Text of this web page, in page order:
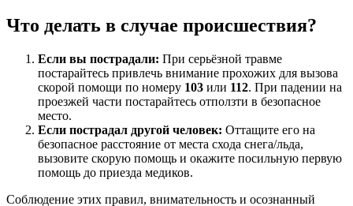
Что делать в случае происшествия?
Если вы пострадали: При серьёзной травме
постарайтесь привлечь внимание прохожих для вызова
скорой помощи по номеру 103 или 112. При падении на
проезжей части постарайтесь отползти в безопасное
место.
Если пострадал другой человек: Оттащите его на
безопасное расстояние от места схода снега/льда,
вызовите скорую помощь и окажите посильную первую
помощь до приезда медиков.
Соблюдение этих правил, внимательность и осознанный